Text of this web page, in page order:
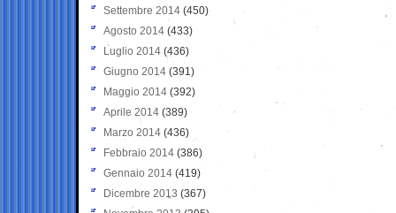
Settembre 2014 (450)
Agosto 2014 (433)
Luglio 2014 (436)
Giugno 2014 (391)
Maggio 2014 (392)
Aprile 2014 (389)
Marzo 2014 (436)
Febbraio 2014 (386)
Gennaio 2014 (419)
Dicembre 2013 (367)